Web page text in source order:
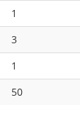
1
3
1
50